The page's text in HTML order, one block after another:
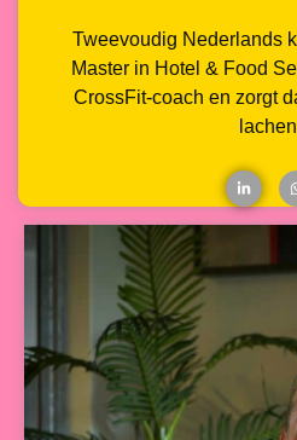
Tweevoudig Nederlands
Master in Hotel & Food
CrossFit-coach en zorgt